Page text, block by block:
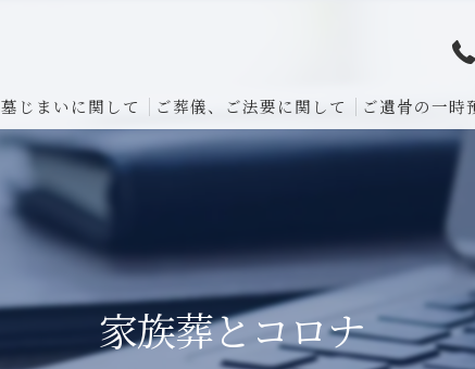
墓じまいに関して ご葬儀、ご法要に関して ご遺骨の一時
家族葬とコロナ